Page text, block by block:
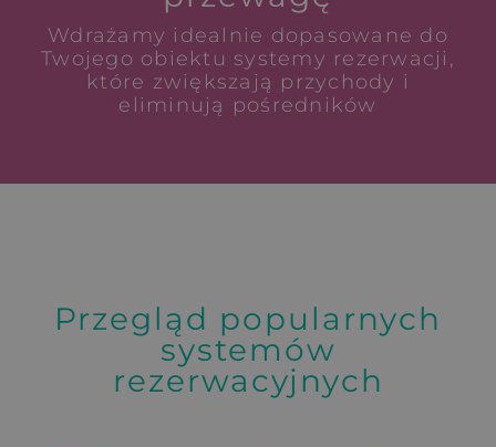
Wdrażamy idealnie dopasowane do
Twojego obiektu systemy rezerwacji,
które zwiększają przychody i
eliminują pośredników
Przegląd popularnych
systemów
rezerwacyjnych